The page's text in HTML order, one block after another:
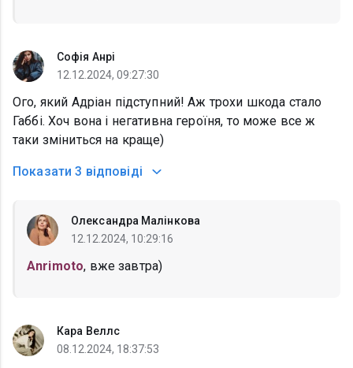
Софія Анрі
12.12.2024, 09:27:30
Ого, який Адріан підступний! Аж трохи шкода стало
Габбі. Хоч вона і негативна героїня, то може все ж
таки зміниться на краще)
Показати 3 відповіді
Олександра Малінкова
12.12.2024, 10:29:16
Anrimoto, вже завтра)
Кара Веллс
08.12.2024, 18:37:53